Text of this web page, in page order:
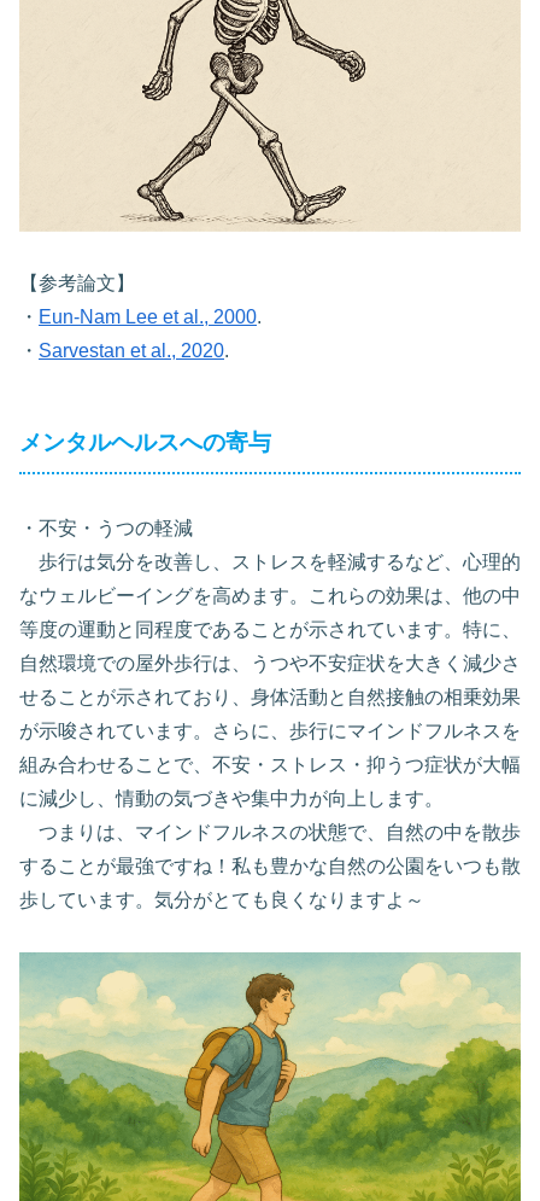
【参考論文】
・ Eun-Nam Lee et al., 2000.
・ Sarvestan et al., 2020.
メンタルヘルスへの寄与
・不安・うつの軽減
歩行は気分を改善し、ストレスを軽減するなど、心理的
なウェルビーイングを高めます。これらの効果は、他の中
等度の運動と同程度であることが示されています。特に、
自然環境での屋外歩行は、うつや不安症状を大きく減少さ
せることが示されており、身体活動と自然接触の相乗効果
が示唆されています。さらに、歩行にマインドフルネスを
組み合わせることで、不安・ストレス・抑うつ症状が大幅
に減少し、情動の気づきや集中力が向上します。
つまりは、マインドフルネスの状態で、自然の中を散歩
することが最強ですね！私も豊かな自然の公園をいつも散
歩しています。気分がとても良くなりますよ～